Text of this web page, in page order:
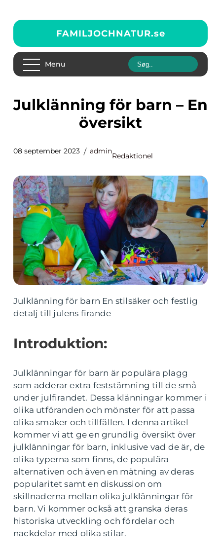
FAMILJOCHNATUR.se
Menu
Julklänning för barn – En
översikt
08 september 2023 admin
Redaktionel
Julklänning för barn En stilsäker och festlig
detalj till julens firande
Introduktion:
Julklänningar för barn är populära plagg
som adderar extra feststämning till de små
under julfirandet. Dessa klänningar kommer i
olika utföranden och mönster för att passa
olika smaker och tillfällen. I denna artikel
kommer vi att ge en grundlig översikt över
julklänningar för barn, inklusive vad de är, de
olika typerna som finns, de populära
alternativen och även en mätning av deras
popularitet samt en diskussion om
skillnaderna mellan olika julklänningar för
barn. Vi kommer också att granska deras
historiska utveckling och fördelar och
nackdelar med olika stilar.